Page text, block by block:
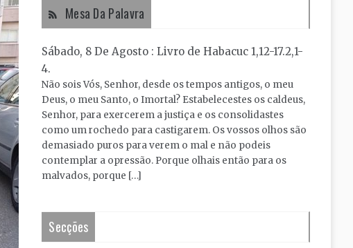
Mesa Da Palavra
Sábado, 8 De Agosto : Livro de Habacuc 1,12-17.2,1-
4.
Não sois Vós, Senhor, desde os tempos antigos, o meu
Deus, o meu Santo, o Imortal? Estabelecestes os caldeus,
Senhor, para exercerem a justiça e os consolidastes
como um rochedo para castigarem. Os vossos olhos são
demasiado puros para verem o mal e não podeis
contemplar a opressão. Porque olhais então para os
malvados, porque […]
Secções